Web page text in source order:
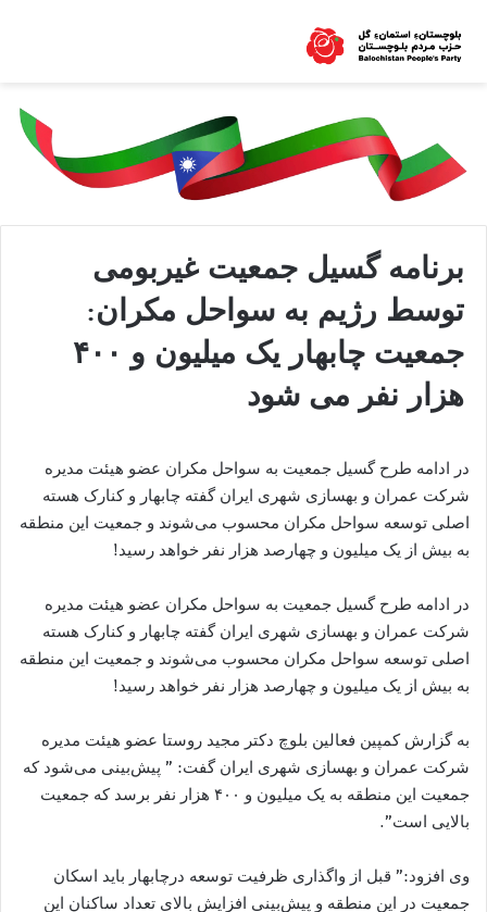
برنامه گسیل جمعیت غیربومی
توسط رژیم به سواحل مکران:
جمعیت چابهار یک میلیون و ۴۰۰
هزار نفر می شود
در ادامه طرح گسیل جمعیت به سواحل مکران عضو هیئت مدیره
شرکت عمران و بهسازی شهری ایران گفته چابهار و کنارک هسته
اصلی توسعه سواحل مکران محسوب می‌شوند و جمعیت این منطقه
به بیش از یک میلیون و چهارصد هزار نفر خواهد رسید!
در ادامه طرح گسیل جمعیت به سواحل مکران عضو هیئت مدیره
شرکت عمران و بهسازی شهری ایران گفته چابهار و کنارک هسته
اصلی توسعه سواحل مکران محسوب می‌شوند و جمعیت این منطقه
به بیش از یک میلیون و چهارصد هزار نفر خواهد رسید!
به گزارش کمپین فعالین بلوچ دکتر مجید روستا عضو هیئت مدیره
شرکت عمران و بهسازی شهری ایران گفت: ” پیش‌بینی می‌شود که
جمعیت این منطقه به یک میلیون و ۴۰۰ هزار نفر برسد که جمعیت
بالایی است”.
وی افزود:” قبل از واگذاری ظرفیت توسعه درچابهار باید اسکان
جمعیت در این منطقه و پیش‌بینی افزایش بالای تعداد ساکنان این